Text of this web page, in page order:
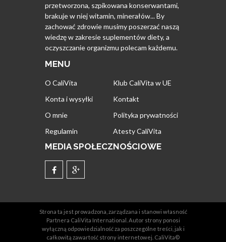
przetworzona, szpikowana konserwantami,
brakuje w niej witamin, minerałów... By
zachować zdrowie musimy poszerzać naszą
wiedzę w zakresie suplementów diety, a
oczyszczanie organizmu polecam każdemu.
MENU
O CaliVita
Klub CaliVita w UE
Konta i wysyłki
Kontakt
O mnie
Polityka prywatności
Regulamin
Atesty CaliVita
MEDIA SPOŁECZNOŚCIOWE
Strona ta jest prowadzona, zarządzana i stanowi własność
Partnera CaliVita International. Autor strony ponosi
wyłączną odpowiedzialność za poszczególne treści, jak i
całkowitą zawartość strony internetowej. CaliVita©